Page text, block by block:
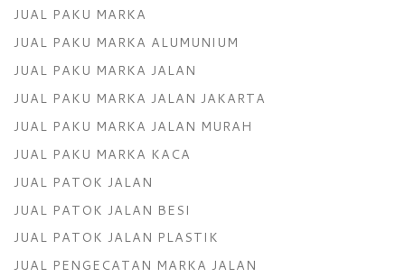
JUAL PAKU MARKA
JUAL PAKU MARKA ALUMUNIUM
JUAL PAKU MARKA JALAN
JUAL PAKU MARKA JALAN JAKARTA
JUAL PAKU MARKA JALAN MURAH
JUAL PAKU MARKA KACA
JUAL PATOK JALAN
JUAL PATOK JALAN BESI
JUAL PATOK JALAN PLASTIK
JUAL PENGECATAN MARKA JALAN